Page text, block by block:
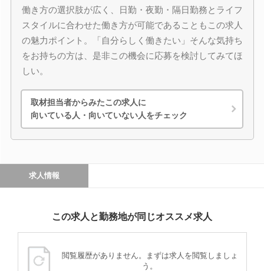
働き方の選択肢が広く、日勤・夜勤・隔日勤務とライフ
スタイルに合わせた働き方が可能であることもこの求人
の魅力ポイント。「自分らしく働きたい」そんな気持ち
をお持ちの方は、是非この機会に応募を検討してみてほ
しい。
取材担当者からみたこの求人に
向いている人・向いていない人をチェック
求人情報
この求人と勤務地が同じオススメ求人
閲覧履歴がありません。まずは求人を閲覧しましょ
う。